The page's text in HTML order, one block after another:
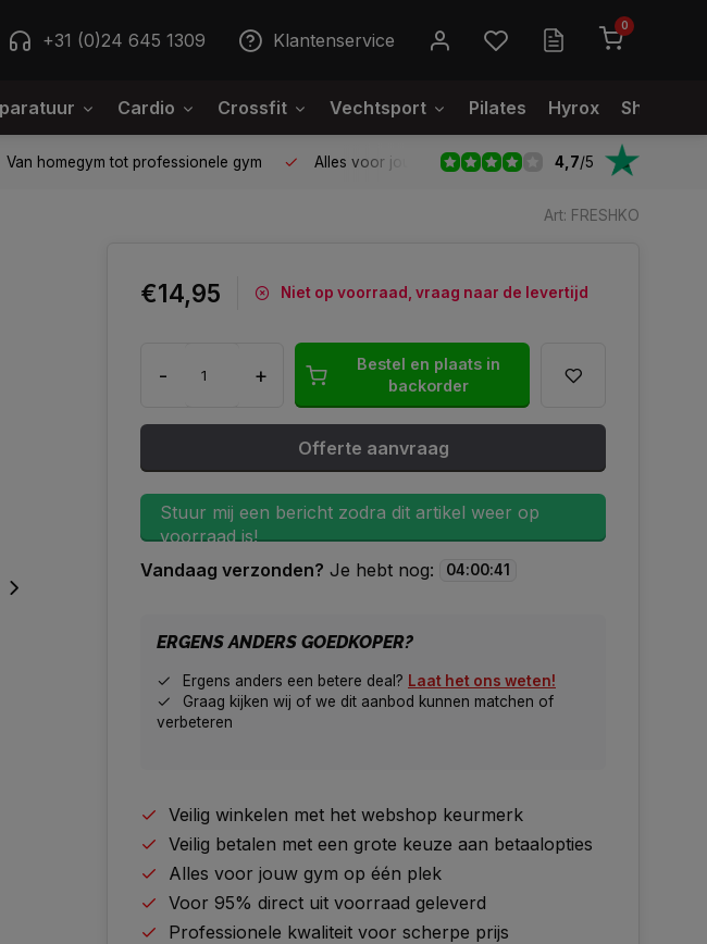
+31 (0)24 645 1309 Klantenservice
0
Cardio Crossfit Vechtsport Pilates Hyrox
Van homegym tot professionele gym Alles voor jouw gym op één plek Voor 95%
4,7/5
Art: FRESHKO
€14,95 Niet op voorraad, vraag naar de levertijd
- +
Bestel en plaats in
backorder
Offerte aanvraag
Stuur mij een bericht zodra dit artikel weer op
voorraad is!
Vandaag verzonden? Je hebt nog: 04:00:40
ERGENS ANDERS GOEDKOPER?
Ergens anders een betere deal? Laat het ons weten!
Graag kijken wij of we dit aanbod kunnen matchen of
verbeteren
Veilig winkelen met het webshop keurmerk
Veilig betalen met een grote keuze aan betaalopties
Alles voor jouw gym op één plek
Voor 95% direct uit voorraad geleverd
Professionele kwaliteit voor scherpe prijs